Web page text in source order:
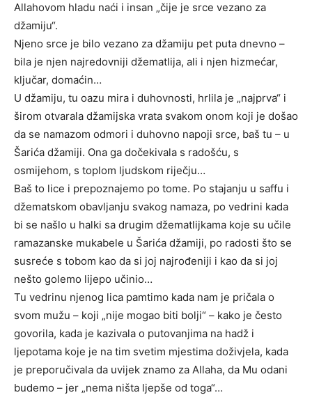
Allahovom hladu naći i insan „čije je srce vezano za
džamiju“.
Njeno srce je bilo vezano za džamiju pet puta dnevno –
bila je njen najredovniji džematlija, ali i njen hizmećar,
ključar, domaćin…
U džamiju, tu oazu mira i duhovnosti, hrlila je „najprva“ i
širom otvarala džamijska vrata svakom onom koji je došao
da se namazom odmori i duhovno napoji srce, baš tu – u
Šarića džamiji. Ona ga dočekivala s radošću, s
osmijehom, s toplom ljudskom riječju…
Baš to lice i prepoznajemo po tome. Po stajanju u saffu i
džematskom obavljanju svakog namaza, po vedrini kada
bi se našlo u halki sa drugim džematlijkama koje su učile
ramazanske mukabele u Šarića džamiji, po radosti što se
susreće s tobom kao da si joj najrođeniji i kao da si joj
nešto golemo lijepo učinio…
Tu vedrinu njenog lica pamtimo kada nam je pričala o
svom mužu – koji „nije mogao biti bolji“ – kako je često
govorila, kada je kazivala o putovanjima na hadž i
ljepotama koje je na tim svetim mjestima doživjela, kada
je preporučivala da uvijek znamo za Allaha, da Mu odani
budemo – jer „nema ništa ljepše od toga“…